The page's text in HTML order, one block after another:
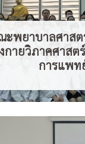
ะพยาบาลศาสต
กายวิภาคศาสต
การแพท